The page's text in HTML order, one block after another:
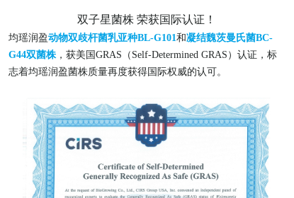
双子星菌株 荣获国际认证！
均瑶润盈动物双歧杆菌乳亚种BL-G101和凝结魏茨曼氏菌BC-
G44双菌株，获美国GRAS（Self-Determined GRAS）认证，标
志着均瑶润盈菌株质量再度获得国际权威的认可。